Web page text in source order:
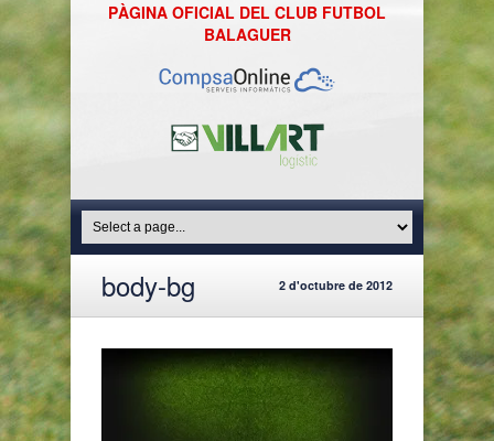
PÀGINA OFICIAL DEL CLUB FUTBOL
BALAGUER
body-bg 2 d'octubre de 2012